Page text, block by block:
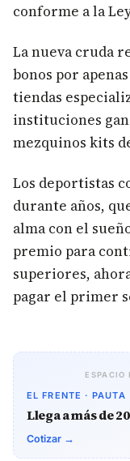
conforme a la
La nueva cruda
bonos por
tiendas
instituciones
mezquinos kits
Los deportistas
durante años,
alma con el
premio para
superiores,
pagar el primer
ESPACIO
EL FRENTE · PAUTA
Llega a más de
Cotizar →